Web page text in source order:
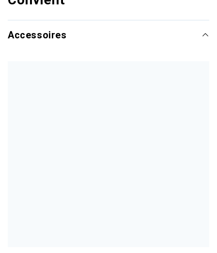
Accessoires